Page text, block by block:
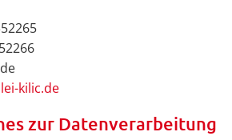
kilic.de
zur Datenverarbeitung